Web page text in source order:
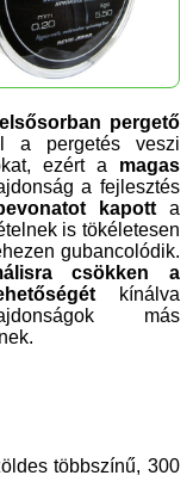
pergető
a pergetés veszi
ezért a magas
a fejlesztés
kapotta
is tökéletesen
gubancolódik.
csökken a
kínálva
más
többszínű, 300